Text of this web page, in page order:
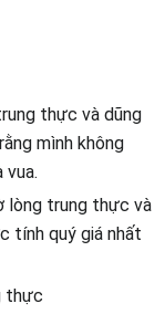
thực và dũng
mình không
lòng trung thực và
tính quý giá nhất
thực